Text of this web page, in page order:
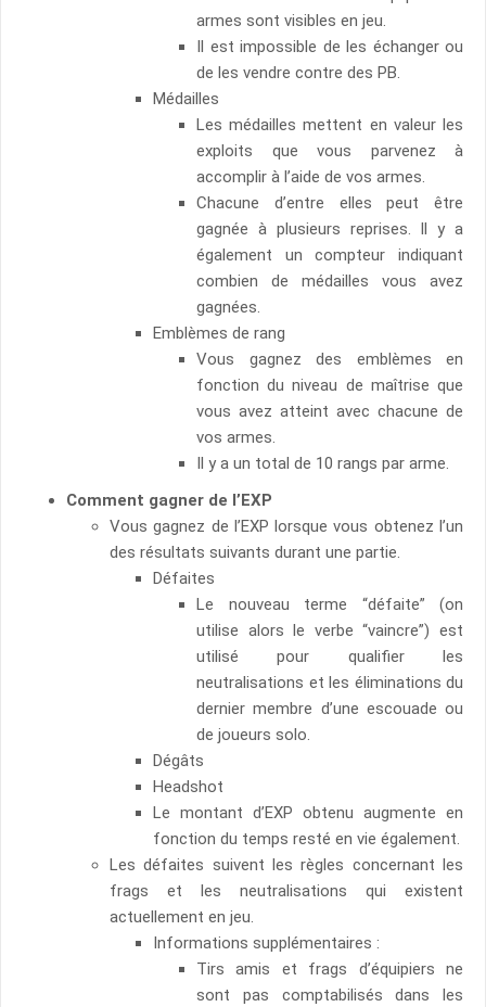
armes sont visibles en jeu.
Il est impossible de les échanger ou
de les vendre contre des PB.
Médailles
Les médailles mettent en valeur les
exploits que vous parvenez à
accomplir à l’aide de vos armes.
Chacune d’entre elles peut être
gagnée à plusieurs reprises. Il y a
également un compteur indiquant
combien de médailles vous avez
gagnées.
Emblèmes de rang
Vous gagnez des emblèmes en
fonction du niveau de maîtrise que
vous avez atteint avec chacune de
vos armes.
Il y a un total de 10 rangs par arme.
Comment gagner de l’EXP
Vous gagnez de l’EXP lorsque vous obtenez l’un
des résultats suivants durant une partie.
Défaites
Le nouveau terme “défaite” (on
utilise alors le verbe “vaincre”) est
utilisé pour qualifier les
neutralisations et les éliminations du
dernier membre d’une escouade ou
de joueurs solo.
Dégâts
Headshot
Le montant d’EXP obtenu augmente en
fonction du temps resté en vie également.
Les défaites suivent les règles concernant les
frags et les neutralisations qui existent
actuellement en jeu.
Informations supplémentaires :
Tirs amis et frags d’équipiers ne
sont pas comptabilisés dans les